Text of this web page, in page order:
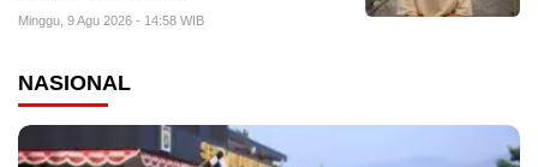
Minggu, 9 Agu 2026 - 14:58 WIB
NASIONAL